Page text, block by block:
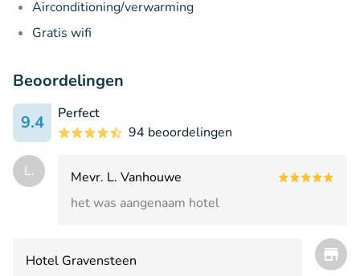
Airconditioning/verwarming
Gratis wifi
Beoordelingen
9.4
Perfect
94 beoordelingen
L.
Mevr. L. Vanhouwe
het was aangenaam hotel
Hotel Gravensteen